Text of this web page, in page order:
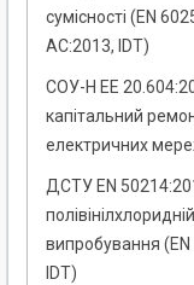
сумісності (EN
АС:2013, ІDT)
СОУ-Н ЕЕ
капітальний
електричних
ДСТУ EN
випробування
IDT)